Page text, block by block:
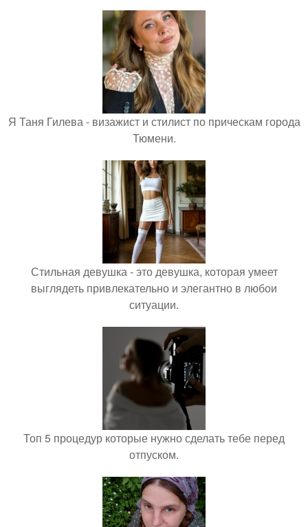
Я Таня Гилева - визажист и стилист по прическам города
Тюмени.
Стильная девушка - это девушка, которая умеет
выглядеть привлекательно и элегантно в любои
ситуации.
Топ 5 процедур которые нужно сделать тебе перед
отпуском.